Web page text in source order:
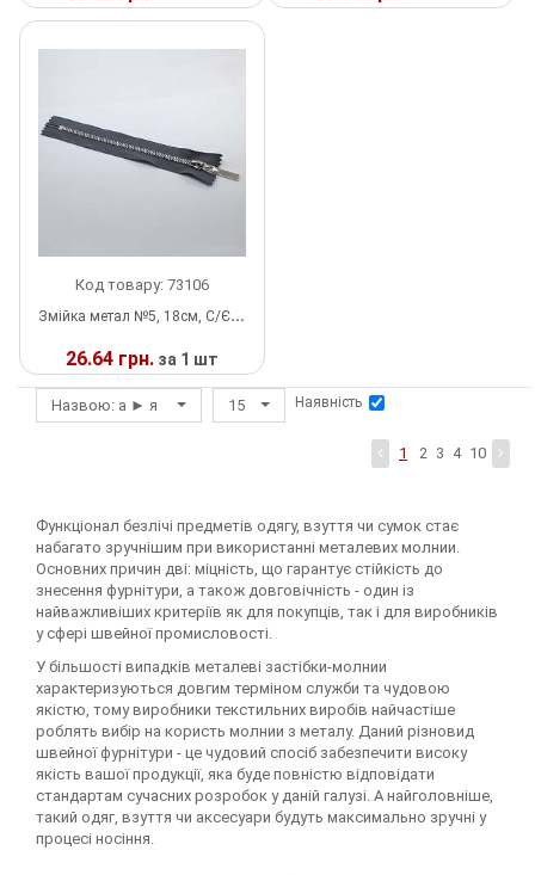
Шнур
Код товару: 73106
Змійка метал №5, 18см, С/Є, темно-сіра та нікель, шт
26.64 грн. за 1 шт
У
НАЯВНОСТІ
Назвою: а ► я 15 Наявність
1 2 3 4 10
Функціонал безлічі предметів одягу, взуття чи сумок стає
набагато зручнішим при використанні металевих молнии.
Основних причин дві: міцність, що гарантує стійкість до
знесення фурнітури, а також довговічність - один із
найважливіших критеріїв як для покупців, так і для виробників
у сфері швейної промисловості.
У більшості випадків металеві застібки-молнии
характеризуються довгим терміном служби та чудовою
якістю, тому виробники текстильних виробів найчастіше
роблять вибір на користь молнии з металу. Даний різновид
швейної фурнітури - це чудовий спосіб забезпечити високу
якість вашої продукції, яка буде повністю відповідати
стандартам сучасних розробок у даній галузі. А найголовніше,
такий одяг, взуття чи аксесуари будуть максимально зручні у
процесі носіння.